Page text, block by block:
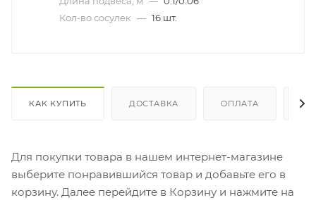
Кол-во сосулек — 16 шт.
КАК КУПИТЬ ДОСТАВКА ОПЛАТА
Для покупки товара в нашем интернет-магазине
выберите понравившийся товар и добавьте его в
корзину. Далее перейдите в Корзину и нажмите на